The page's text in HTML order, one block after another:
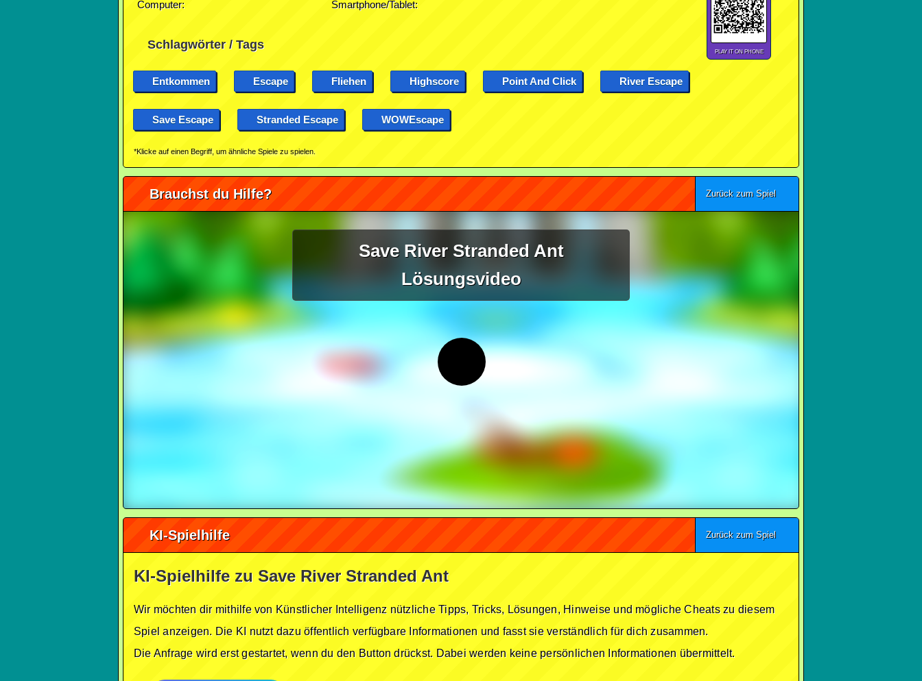
Computer: Smartphone/Tablet:
PLAY IT ON PHONE
Schlagwörter / Tags
Entkommen Escape Fliehen Highscore Point And Click River Escape
Save Escape Stranded Escape WOWEscape
*Klicke auf einen Begriff, um ähnliche Spiele zu spielen.
Brauchst du Hilfe? Zurück zum Spiel
Save River Stranded Ant
Lösungsvideo
KI-Spielhilfe Zurück zum Spiel
KI-Spielhilfe zu Save River Stranded Ant
Wir möchten dir mithilfe von Künstlicher Intelligenz nützliche Tipps, Tricks, Lösungen, Hinweise und mögliche Cheats zu diesem
Spiel anzeigen. Die KI nutzt dazu öffentlich verfügbare Informationen und fasst sie verständlich für dich zusammen.
Die Anfrage wird erst gestartet, wenn du den Button drückst. Dabei werden keine persönlichen Informationen übermittelt.